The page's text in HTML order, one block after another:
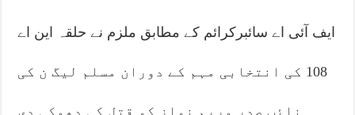
ایف آئی اے سائبرکرائم کے مطابق ملزم نے حلقہ این اے
108 کی انتخابی مہم کے دوران مسلم لیگ ن کی
نائب صدر مریم نواز کو قتل کی دھمکی دی